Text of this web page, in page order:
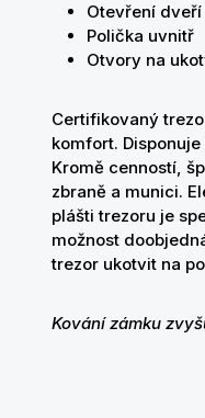
Otevření dveří
Polička uvnitř
Otvory na
Certifikovaný
komfort.
Kromě cenností,
zbraně a munici.
plášti trezoru je
možnost
trezor ukotvit na
Kování zámku